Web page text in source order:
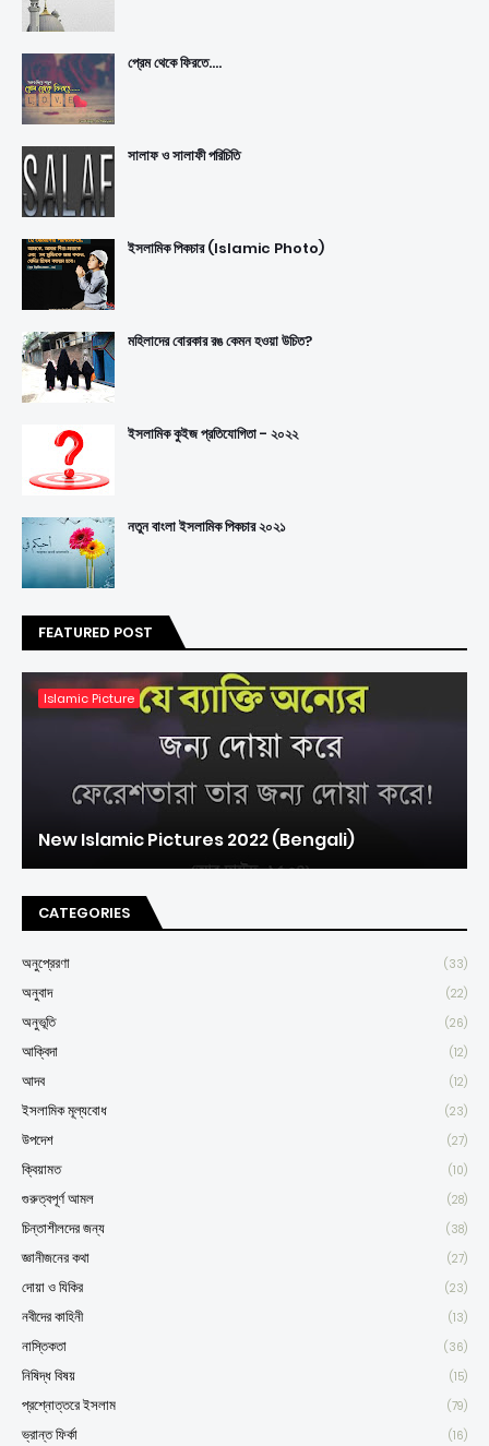
প্রেম থেকে ফিরতে....
সালাফ ও সালাফী পরিচিতি
ইসলামিক পিকচার (Islamic Photo)
মহিলাদের বোরকার রঙ কেমন হওয়া উচিত?
ইসলামিক কুইজ প্রতিযোগিতা - ২০২২
নতুন বাংলা ইসলামিক পিকচার ২০২১
FEATURED POST
Islamic Picture
New Islamic Pictures 2022 (Bengali)
CATEGORIES
অনুপ্রেরণা (33)
অনুবাদ (22)
অনুভূতি (26)
আক্বিদা (12)
আদব (12)
ইসলামিক মূল্যবোধ (23)
উপদেশ (27)
ক্বিয়ামত (10)
গুরুত্বপূর্ণ আমল (28)
চিন্তাশীলদের জন্য (38)
জ্ঞানীজনের কথা (27)
দোয়া ও যিকির (23)
নবীদের কাহিনী (13)
নাস্তিকতা (36)
নিষিদ্ধ বিষয় (15)
প্রশ্নোত্তরে ইসলাম (79)
ভ্রান্ত ফির্কা (16)